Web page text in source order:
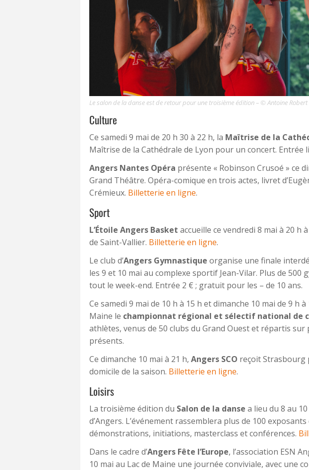
Le salon de la danse est de retour pour une troisième édition – © Antoine
Culture
Ce samedi 9 mai de 20 h 30 à 22 h, la Maîtrise de la
Maîtrise de la Cathédrale de Lyon pour un concert. Entrée
Angers Nantes Opéra présente « Robinson Crusoé » ce
Grand Théâtre. Opéra-comique en trois actes, livret
Crémieux. Billetterie en ligne.
Sport
L’Étoile Angers Basket accueille ce vendredi 8 mai à 20 h
de Saint-Vallier. Billetterie en ligne.
Le club d’Angers Gymnastique organise une finale
les 9 et 10 mai au complexe sportif Jean-Vilar. Plus de 500
tout le week-end. Entrée 2 € ; gratuit pour les – de 10 ans.
Ce samedi 9 mai de 10 h à 15 h et dimanche 10 mai de 9 h
Maine le championnat régional et sélectif national de
athlètes, venus de 50 clubs du Grand Ouest et répartis
présents.
Ce dimanche 10 mai à 21 h, Angers SCO reçoit Strasbourg
domicile de la saison. Billetterie en ligne.
Loisirs
La troisième édition du Salon de la danse a lieu du 8 au
d’Angers. L’événement rassemblera plus de 100
démonstrations, initiations, masterclass et conférences.
Dans le cadre d’Angers Fête l’Europe, l’association ESN
10 mai au Lac de Maine une journée conviviale, avec une